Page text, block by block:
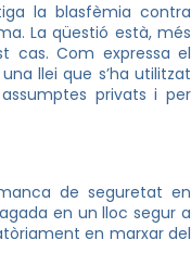
la blasfèmia contra
La qüestió està, més
cas. Com expressa el
llei que s’ha utilitzat
privats i per
de seguretat en
en un lloc segur a
en marxar del